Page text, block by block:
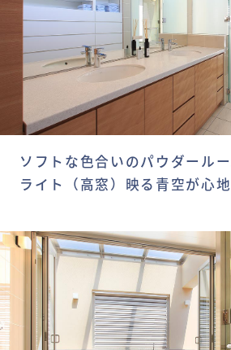
ソフトな色合いのパウダール
ライト（高窓）映る青空が心地